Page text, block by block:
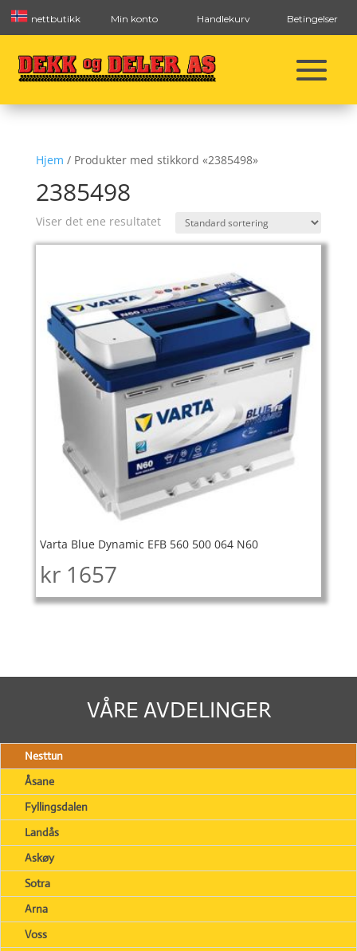
nettbutikk Min konto Handlekurv Betingelser
Hjem / Produkter med stikkord «2385498»
2385498
Viser det ene resultatet
Varta Blue Dynamic EFB 560 500 064 N60
kr 1657
VÅRE AVDELINGER
Nesttun
Åsane
Fyllingsdalen
Landås
Askøy
Sotra
Arna
Voss